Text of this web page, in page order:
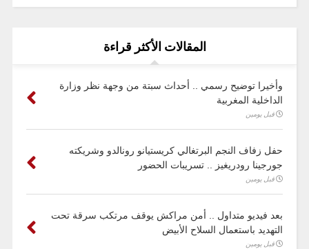
المقالات الأكثر قراءة
وأخيرا توضيح رسمي .. أحداث سبتة من وجهة نظر وزارة
الداخلية المغربية
قبل يومين
حفل زفاف النجم البرتغالي كريستيانو رونالدو وشريكته
جورجينا رودريغيز .. تسريبات الحضور
قبل يومين
بعد فيديو متداول .. أمن مراكش يوقف مرتكب سرقة تحت
التهديد باستعمال السلاح الأبيض
قبل يومين